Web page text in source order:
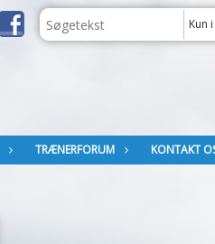
Kun
TRÆNERFORUM KONTAKT